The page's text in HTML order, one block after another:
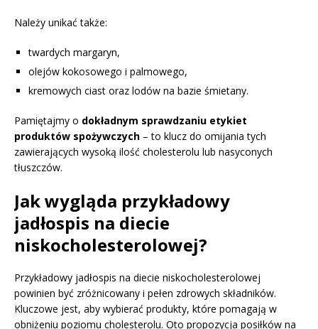
Należy unikać także:
twardych margaryn,
olejów kokosowego i palmowego,
kremowych ciast oraz lodów na bazie śmietany.
Pamiętajmy o dokładnym sprawdzaniu etykiet
produktów spożywczych – to klucz do omijania tych
zawierających wysoką ilość cholesterolu lub nasyconych
tłuszczów.
Jak wygląda przykładowy
jadłospis na diecie
niskocholesterolowej?
Przykładowy jadłospis na diecie niskocholesterolowej
powinien być zróżnicowany i pełen zdrowych składników.
Kluczowe jest, aby wybierać produkty, które pomagają w
obniżeniu poziomu cholesterolu. Oto propozycja posiłków na